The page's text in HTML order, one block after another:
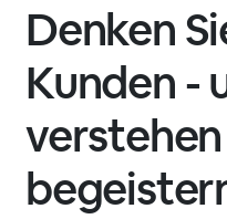
Denken
Kunden -